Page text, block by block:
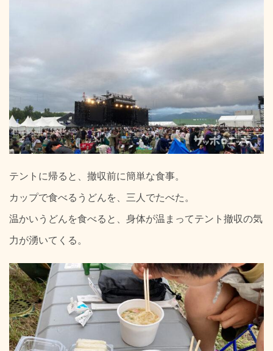
テントに帰ると、撤収前に簡単な食事。
カップで食べるうどんを、三人でたべた。
温かいうどんを食べると、身体が温まってテント撤収の気
力が湧いてくる。